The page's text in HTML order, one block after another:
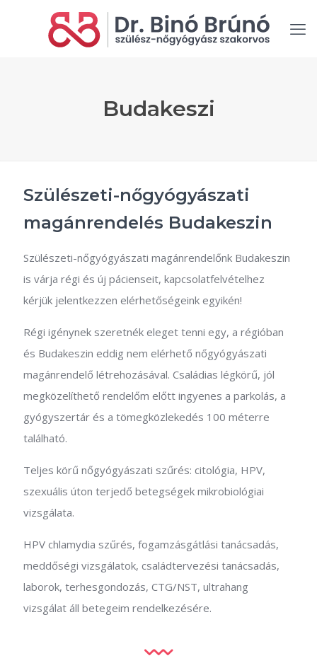
Budakeszi
Szülészeti-nőgyógyászati
magánrendelés Budakeszin
Szülészeti-nőgyógyászati magánrendelőnk Budakeszin
is várja régi és új pácienseit, kapcsolatfelvételhez
kérjük jelentkezzen elérhetőségeink egyikén!
Régi igénynek szeretnék eleget tenni egy, a régióban
és Budakeszin eddig nem elérhető nőgyógyászati
magánrendelő létrehozásával. Családias légkörű, jól
megközelíthető rendelőm előtt ingyenes a parkolás, a
gyógyszertár és a tömegközlekedés 100 méterre
található.
Teljes körű nőgyógyászati szűrés: citológia, HPV,
szexuális úton terjedő betegségek mikrobiológiai
vizsgálata.
HPV chlamydia szűrés, fogamzásgátlási tanácsadás,
meddőségi vizsgálatok, családtervezési tanácsadás,
laborok, terhesgondozás, CTG/NST, ultrahang
vizsgálat áll betegeim rendelkezésére.